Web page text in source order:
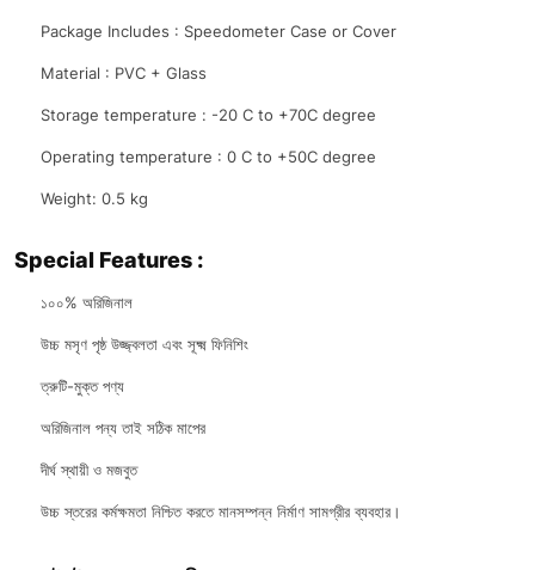
Package Includes : Speedometer Case or Cover
Material : PVC + Glass
Storage temperature : -20 C to +70C degree
Operating temperature : 0 C to +50C degree
Weight: 0.5 kg
Special Features :
১০০% অরিজিনাল
উচ্চ মসৃণ পৃষ্ঠ উজ্জ্বলতা এবং সূক্ষ্ম ফিনিশিং
ত্রুটি-মুক্ত পণ্য
অরিজিনাল পন্য তাই সঠিক মাপের
দীর্ঘ স্থায়ী ও মজবুত
উচ্চ স্তরের কর্মক্ষমতা নিশ্চিত করতে মানসম্পন্ন নির্মাণ সামগ্রীর ব্যবহার।